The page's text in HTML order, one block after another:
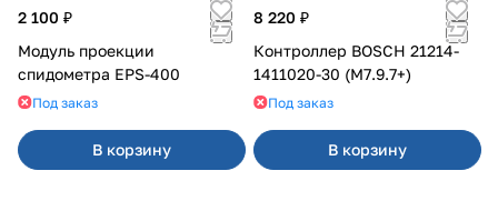
2 100 ₽
Модуль проекции
спидометра EPS-400
Под заказ
В корзину
8 220 ₽
Контроллер BOSCH 21214-
1411020-30 (M7.9.7+)
Под заказ
В корзину